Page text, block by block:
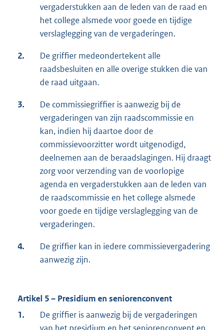
vergaderstukken aan de leden van de raad en
het college alsmede voor goede en tijdige
verslaglegging van de vergaderingen.
2.
De griffier medeondertekent alle
raadsbesluiten en alle overige stukken die van
de raad uitgaan.
3.
De commissiegriffier is aanwezig bij de
vergaderingen van zijn raadscommissie en
kan, indien hij daartoe door de
commissievoorzitter wordt uitgenodigd,
deelnemen aan de beraadslagingen. Hij draagt
zorg voor verzending van de voorlopige
agenda en vergaderstukken aan de leden van
de raadscommissie en het college alsmede
voor goede en tijdige verslaglegging van de
vergaderingen.
4.
De griffier kan in iedere commissievergadering
aanwezig zijn.
Artikel 5 – Presidium en seniorenconvent
1.
De griffier is aanwezig bij de vergaderingen